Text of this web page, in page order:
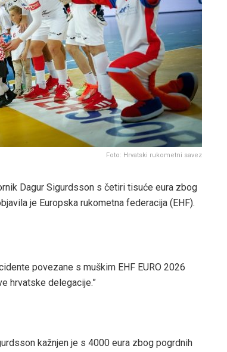
Foto: Hrvatski rukometni savez
Dagur Sigurdsson s četiri tisuće eura zbog
je Europska rukometna federacija (EHF).
povezane s muškim EHF EURO 2026
hrvatske delegacije.”
kažnjen je s 4000 eura zbog pogrdnih